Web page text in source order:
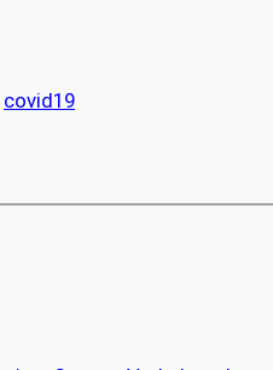
covid19